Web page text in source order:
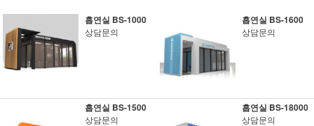
흡연실 BS-1000
상담문의
흡연실 BS-1600
상담문의
흡연실 BS-1500
상담문의
흡연실 BS-18000
상담문의